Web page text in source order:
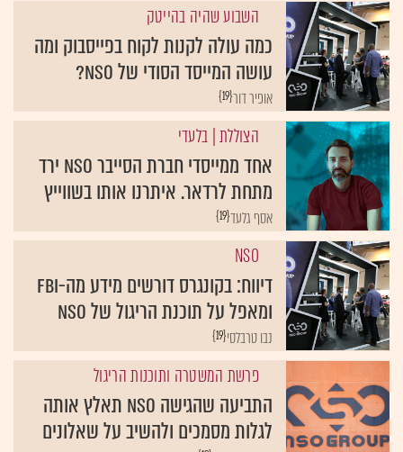
השבוע שהיה בהייטק
כמה עולה לקנות לקוח בפייסבוק ומה
עושה המייסד הסודי של NSO?
{19}אופיר דור
הצוללת| בלעדי
אחד ממייסדי חברת הסייבר NSO ירד
מתחת לרדאר. איתרנו אותו בשווייץ
{19}אסף גלעד
NSO
דיווח: בקונגרס דורשים מידע מה-FBI
ומאפל על תוכנת הריגול של NSO
{19}נבו טרבלסי
פרשת המשטרה ותוכנות הריגול
התביעה שהגישה NSO תאלץ אותה
לגלות מסמכים ולהשיב על שאלונים